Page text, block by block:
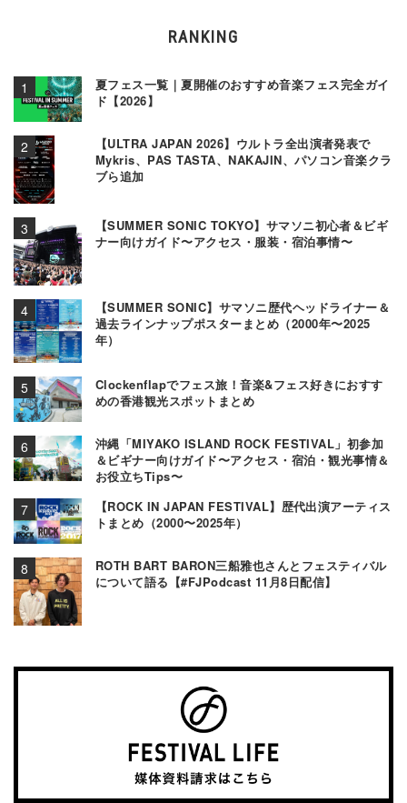
RANKING
夏フェス一覧｜夏開催のおすすめ音楽フェス完全ガイ
ド【2026】
【ULTRA JAPAN 2026】ウルトラ全出演者発表で
Mykris、PAS TASTA、NAKAJIN、パソコン音楽クラ
ブら追加
【SUMMER SONIC TOKYO】サマソニ初心者＆ビギ
ナー向けガイド〜アクセス・服装・宿泊事情〜
【SUMMER SONIC】サマソニ歴代ヘッドライナー＆
過去ラインナップポスターまとめ（2000年〜2025
年）
Clockenflapでフェス旅！音楽&フェス好きにおすす
めの香港観光スポットまとめ
沖縄「MIYAKO ISLAND ROCK FESTIVAL」初参加
＆ビギナー向けガイド〜アクセス・宿泊・観光事情＆
お役立ちTips〜
【ROCK IN JAPAN FESTIVAL】歴代出演アーティス
トまとめ（2000〜2025年）
ROTH BART BARON三船雅也さんとフェスティバル
について語る【#FJPodcast 11月8日配信】